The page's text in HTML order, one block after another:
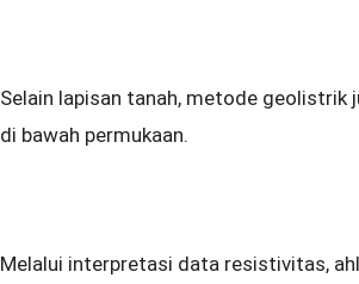
Selain lapisan tanah, metode geolistrik
di bawah permukaan.
Melalui interpretasi data resistivitas,